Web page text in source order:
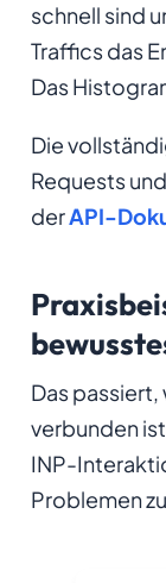
schnell sind
Traffics das
Das
Die
Requests
derAPI-
Das
verbunden
INP-
Problemen